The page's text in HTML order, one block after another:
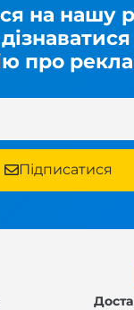
на нашу
про
Підписатися